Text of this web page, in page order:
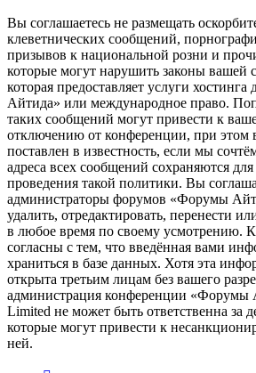
Вы соглашаетесь не размещать
клеветнических сообщений,
призывов к национальной розни и
которые могут нарушить законы вашей
которая предоставляет услуги
Айтида» или международное право.
таких сообщений могут привести к
отключению от конференции, при этом
поставлен в известность, если мы
адреса всех сообщений сохраняются
проведения такой политики. Вы
администраторы форумов «Форумы
удалить, отредактировать, перенести
в любое время по своему усмотрению.
согласны с тем, что введённая вами
храниться в базе данных. Хотя эта
открыта третьим лицам без вашего
администрация конференции «Форумы
Limited не может быть ответственна за
которые могут привести к
ней.